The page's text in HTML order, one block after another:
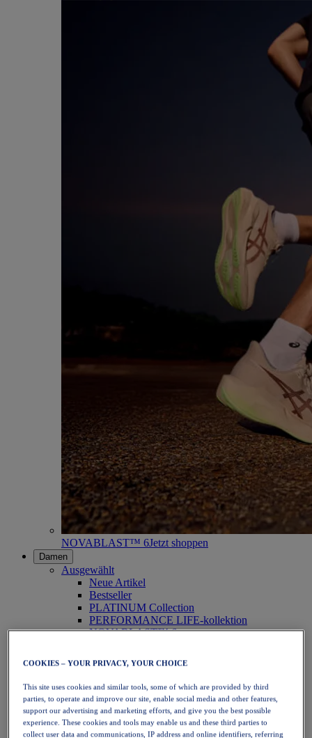
NOVABLAST™ 6Jetzt shoppen
Damen
Ausgewählt
Neue Artikel
Bestseller
PLATINUM Collection
PERFORMANCE LIFE-kollektion
NOVABLAST™ 6
Laufen
Trailrunning
Tennis
Volleyball
Handball
Padel
Korbball
COOKIES – YOUR PRIVACY, YOUR CHOICE
This site uses cookies and similar tools, some of which are provided by third
parties, to operate and improve our site, enable social media and other features,
support our advertising and marketing efforts, and give you the best possible
experience. These cookies and tools may enable us and these third parties to
collect user data and communications, IP address and online identifiers, referring